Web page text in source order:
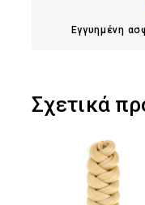
Εγγυημένη
Σχετικά